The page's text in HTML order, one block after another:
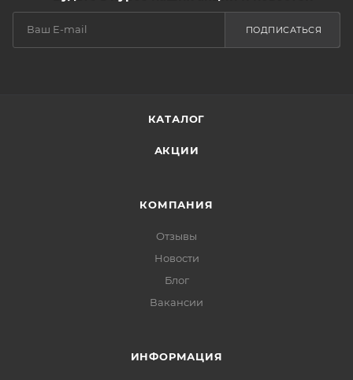
ПОДПИСАТЬСЯ
КАТАЛОГ
АКЦИИ
КОМПАНИЯ
Отзывы
Новости
Блог
Вакансии
ИНФОРМАЦИЯ